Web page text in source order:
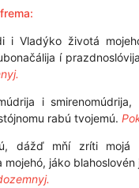
i Vladýko životá
í
i
rabú tvojemú.
dážď mňí zríti mojá
jáko